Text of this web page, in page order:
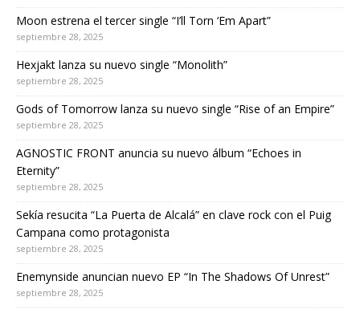
Moon estrena el tercer single “I’ll Torn ‘Em Apart”
septiembre 28, 2025
Hexjakt lanza su nuevo single “Monolith”
septiembre 28, 2025
Gods of Tomorrow lanza su nuevo single “Rise of an Empire”
septiembre 28, 2025
AGNOSTIC FRONT anuncia su nuevo álbum “Echoes in
Eternity”
septiembre 28, 2025
Sekía resucita “La Puerta de Alcalá” en clave rock con el Puig
Campana como protagonista
septiembre 28, 2025
Enemynside anuncian nuevo EP “In The Shadows Of Unrest”
septiembre 28, 2025